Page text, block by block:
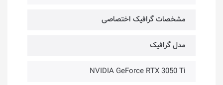
مشخصات گرافیک اختصاصی
مدل گرافیک
NVIDIA GeForce RTX 3050 Ti